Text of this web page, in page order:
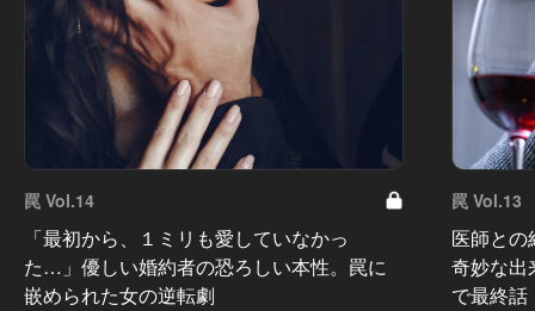
罠 Vol.14
「最初から、１ミリも愛していなかっ
た…」優しい婚約者の恐ろしい本性。罠に
嵌められた女の逆転劇
罠 Vol.13
医師と
奇妙な出
で最終